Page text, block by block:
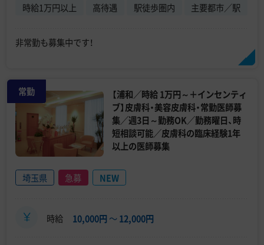
時給1万円以上
高待遇 駅徒歩圏内 主要都市／駅
非常勤も募集中です！
常勤
【浦和／時給 1万円～＋インセンティ
ブ】皮膚科・美容皮膚科・常勤医師募
集／週3日～勤務OK／勤務曜日、時
短相談可能／皮膚科の臨床経験1年
以上の医師募集
埼玉県 急募 NEW
時給 10,000円 〜12,000円